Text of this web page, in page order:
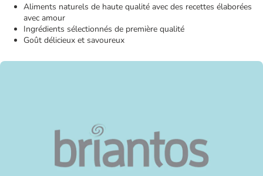
Aliments naturels de haute qualité avec des recettes élaborées
avec amour
Ingrédients sélectionnés de première qualité
Goût délicieux et savoureux